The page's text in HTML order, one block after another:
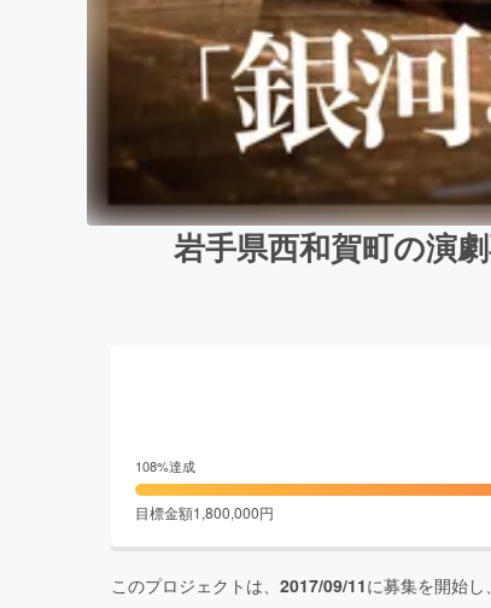
岩手県西和賀町の演
108%達成
目標金額1,800,000円
このプロジェクトは、 2017/09/11に募集を開始し